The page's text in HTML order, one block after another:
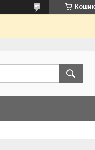
Кошик